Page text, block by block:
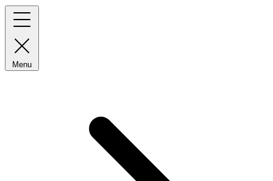
Menu